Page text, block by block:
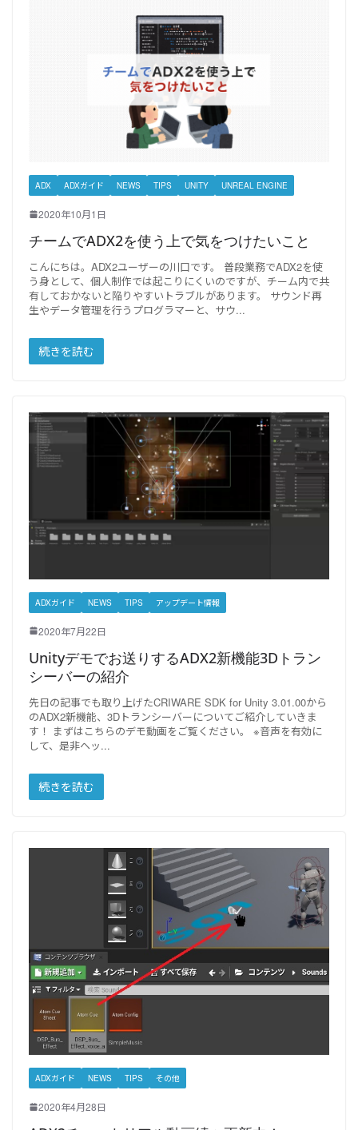
ADX ADXガイド NEWS TIPS UNITY UNREAL ENGINE
2020年10月1日
チームでADX2を使う上で気をつけたいこと
こんにちは。ADX2ユーザーの川口です。 普段業務でADX2を使
う身として、個人制作では起こりにくいのですが、チーム内で共
有しておかないと陥りやすいトラブルがあります。 サウンド再
生やデータ管理を行うプログラマーと、サウ
続きを読む
ADXガイド NEWS TIPS アップデート情報
2020年7月22日
Unityデモでお送りするADX2新機能3Dトラン
シーバーの紹介
先日の記事でも取り上げたCRIWARE SDK for Unity 3.01.00から
のADX2新機能、3Dトランシーバーについてご紹介していきま
す！ まずはこちらのデモ動画をご覧ください。 ※音声を有効に
して、是非ヘッ
続きを読む
ADXガイド NEWS TIPS その他
2020年4月28日